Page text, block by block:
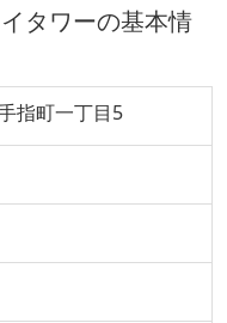
タワーの基本情
指町一丁目5